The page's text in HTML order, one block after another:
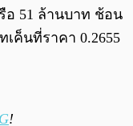
อ 51 ล้านบาท ช้อน
เค็นที่ราคา 0.2655
!